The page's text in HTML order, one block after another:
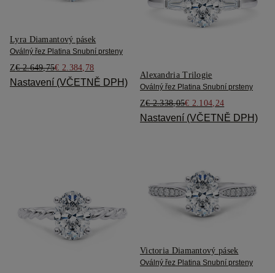
Lyra Diamantový pásek
Oválný řez Platina Snubní prsteny
Z€ 2.649,75€ 2.384,78
Nastavení (VČETNĚ DPH)
Alexandria Trilogie
Oválný řez Platina Snubní prsteny
Z€ 2.338,05€ 2.104,24
Nastavení (VČETNĚ DPH)
Victoria Diamantový pásek
Oválný řez Platina Snubní prsteny